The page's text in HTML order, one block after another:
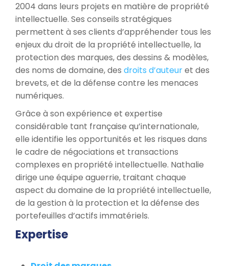
2004 dans leurs projets en matière de propriété
intellectuelle. Ses conseils stratégiques
permettent à ses clients d’appréhender tous les
enjeux du droit de la propriété intellectuelle, la
protection des marques, des dessins & modèles,
des noms de domaine, des droits d’auteuret des
brevets, et de la défense contre les menaces
numériques.
Grâce à son expérience et expertise
considérable tant française qu’internationale,
elle identifie les opportunités et les risques dans
le cadre de négociations et transactions
complexes en propriété intellectuelle. Nathalie
dirige une équipe aguerrie, traitant chaque
aspect du domaine de la propriété intellectuelle,
de la gestion à la protection et la défense des
portefeuilles d’actifs immatériels.
Expertise